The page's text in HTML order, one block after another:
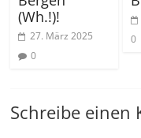
(Wh.!)!
27. März 2025
0
0
Schreibe einen